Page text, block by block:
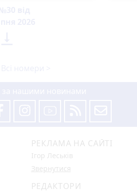
РЕКЛАМА НА САЙТІ
Ігор Леськів
Звернутися
РЕДАКТОРИ